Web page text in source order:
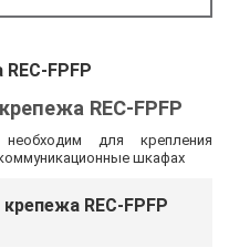
FPFP
REC-FPFP
необходим для крепления
шкафах
REC-FPFP